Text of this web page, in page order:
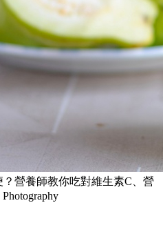
營養師教你吃對維生素C、營